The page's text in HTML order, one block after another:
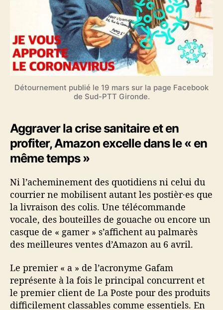
Détournement publié le 19 mars sur la page Facebook
de Sud-PTT Gironde.
Aggraver la crise sanitaire et en
profiter, Amazon excelle dans le « en
même temps »
Ni l’acheminement des quotidiens ni celui du
courrier ne mobilisent autant les postièr·es que
la livraison des colis. Une télécommande
vocale, des bouteilles de gouache ou encore un
casque de « gamer » s’affichent au palmarès
des meilleures ventes d’Amazon au 6 avril.
Le premier « a » de l’acronyme Gafam
représente à la fois le principal concurrent et
le premier client de La Poste pour des produits
difficilement classables comme essentiels. En